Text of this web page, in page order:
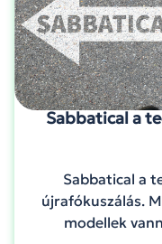
Sabbatical a
Sabbatical a
újrafókuszálás.
modellek